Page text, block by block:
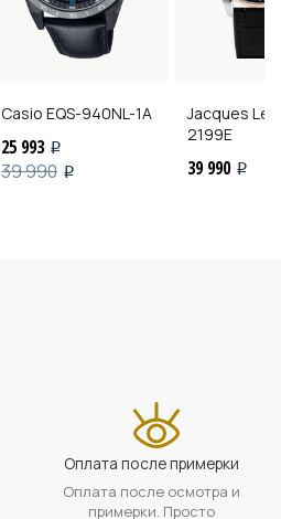
Casio EQS-940NL-1A
25 993 i
39 990 i
Jacques
2199E
39 990 i
Оплата после примерки
Оплата после осмотра и
примерки. Просто